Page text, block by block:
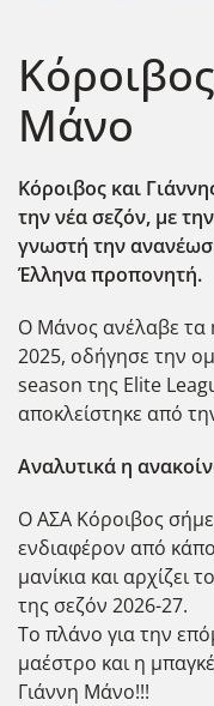
Μάνο
Κόροιβος και
την νέα σεζόν, με
γνωστή την
Έλληνα προπονητή.
Ο Μάνος ανέλαβε τα
2025, οδήγησε την
season της Elite
αποκλείστηκε από
Αναλυτικά η
Ο ΑΣΑ Κόροιβος
ενδιαφέρον από
μανίκια και αρχίζει
της σεζόν 2026-27.
Το πλάνο για την
μαέστρο και η
Γιάννη Μάνο!!!